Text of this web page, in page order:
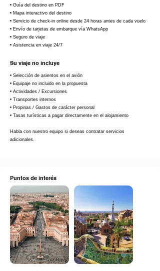
• Guía del destino en PDF
• Mapa interactivo del destino
• Servicio de check-in online desde 24 horas antes de cada vuelo
• Envío de tarjetas de embarque vía WhatsApp
• Seguro de viaje
• Asistencia en viaje 24/7
Su viaje no incluye
• Selección de asientos en el avión
• Equipaje no incluido en la propuesta
• Actividades / Excursiones
• Transportes internos
• Propinas / Gastos de carácter personal
• Tasas turísticas a pagar directamente en el alojamiento
Habla con nuestro equipo si deseas contratar servicios
adicionales.
Puntos de interés